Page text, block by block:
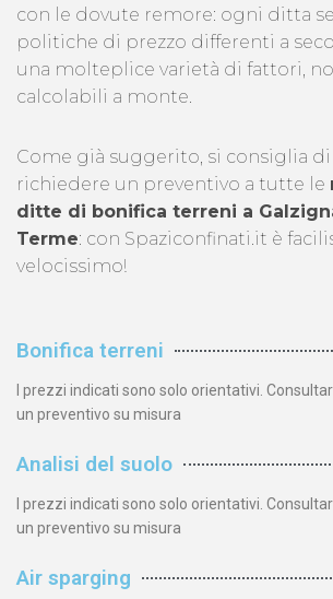
con le dovute remore: ogni ditta
politiche di prezzo differenti a
una molteplice varietà di fattori,
calcolabili a monte.
Come già suggerito, si consiglia di
richiedere un preventivo a tutte le
ditte di bonifica terreni a
Terme: con Spaziconfinati.it è
velocissimo!
Bonifica terreni
I prezzi indicati sono solo orientativi.
un preventivo su misura
Analisi del suolo
I prezzi indicati sono solo orientativi.
un preventivo su misura
Air sparging